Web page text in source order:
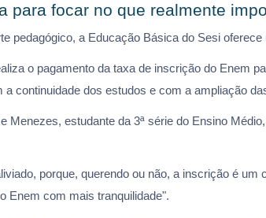
para focar no que realmente
pedagógico, a Educação Básica do Sesi
o pagamento da taxa de inscrição do Enem
a continuidade dos estudos e com a ampliação
Menezes, estudante da 3ª série do Ensino
porque, querendo ou não, a inscrição é
Enem com mais tranquilidade".